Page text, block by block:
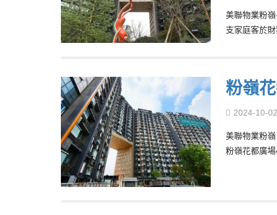
美聯物業粉
支家庭客於
粉嶺
2024-10-02
美聯物業粉
粉嶺花都廣